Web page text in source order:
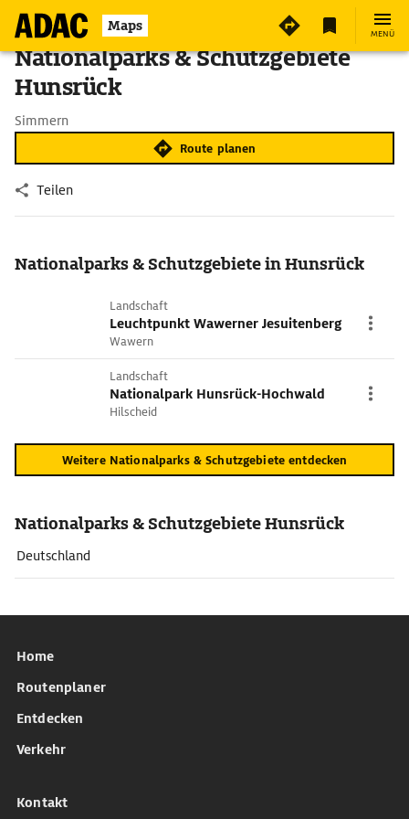
Maps MENÜ
Nationalparks & Schutzgebiete
Hunsrück
Simmern
Route planen
Teilen
Nationalparks & Schutzgebiete in Hunsrück
Landschaft
Leuchtpunkt Wawerner Jesuitenberg
Wawern
Landschaft
Nationalpark Hunsrück-Hochwald
Hilscheid
Weitere Nationalparks & Schutzgebiete entdecken
Nationalparks & Schutzgebiete Hunsrück
Deutschland
Home
Routenplaner
Entdecken
Verkehr
Kontakt